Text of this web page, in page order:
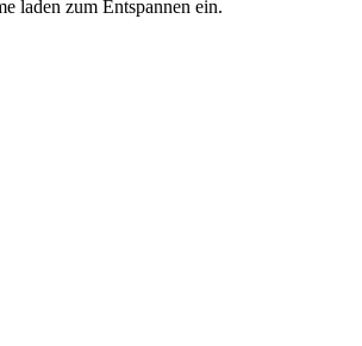
laden zum Entspannen ein.